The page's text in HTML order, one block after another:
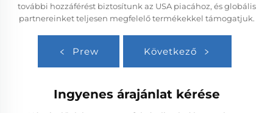
további hozzáférést biztosítunk az USA piacához, és globális
partnereinket teljesen megfelelő termékekkel támogatjuk.
Prew Következő
Ingyenes árajánlat kérése